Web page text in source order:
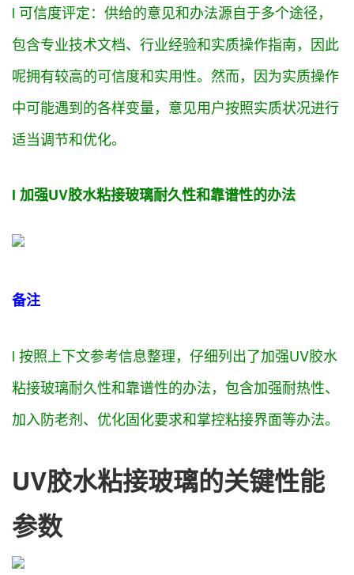
l 可信度评定： 供给的意见和办法源自于多个途径，
包含专业技术文档、行业经验和实质操作指南， 因此
呢拥有较高的可信度和实用性。然而， 因为实质操作
中可能遇到的各样变量， 意见用户按照实质状况进行
适当调节和优化。
l 加强UV胶水粘接玻璃耐久性和靠谱性的办法
备注
l 按照 上下文参考信息整理， 仔细列出了加强UV胶水
粘接玻璃耐久性和靠谱性的办法， 包含加强耐热性、
加入防老剂、优化固化要求和掌控粘接界面等办法。
UV胶水粘接玻璃的关键性能
参数